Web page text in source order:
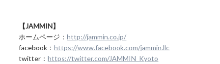
【JAMMIN】
ホームページ：http://jammin.co.jp/
facebook：https://www.facebook.com/jammin.llc
twitter：https://twitter.com/JAMMIN_Kyoto